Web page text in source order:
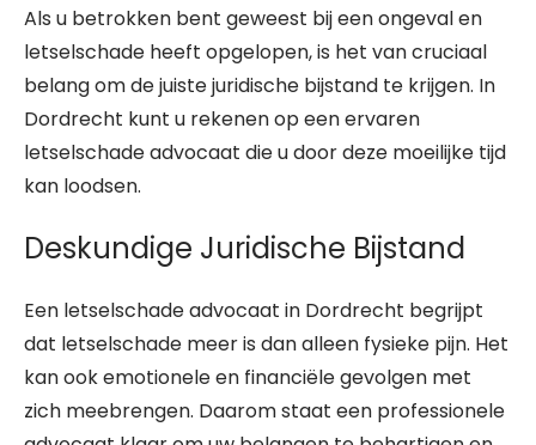
Als u betrokken bent geweest bij een ongeval en
letselschade heeft opgelopen, is het van cruciaal
belang om de juiste juridische bijstand te krijgen. In
Dordrecht kunt u rekenen op een ervaren
letselschade advocaat die u door deze moeilijke tijd
kan loodsen.
Deskundige Juridische Bijstand
Een letselschade advocaat in Dordrecht begrijpt
dat letselschade meer is dan alleen fysieke pijn. Het
kan ook emotionele en financiële gevolgen met
zich meebrengen. Daarom staat een professionele